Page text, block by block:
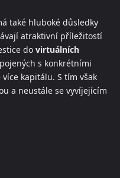
také hluboké důsledky
atraktivní příležitostí
do virtuálních
s konkrétními
kapitálu. S tím však
a neustále se vyvíjejícím